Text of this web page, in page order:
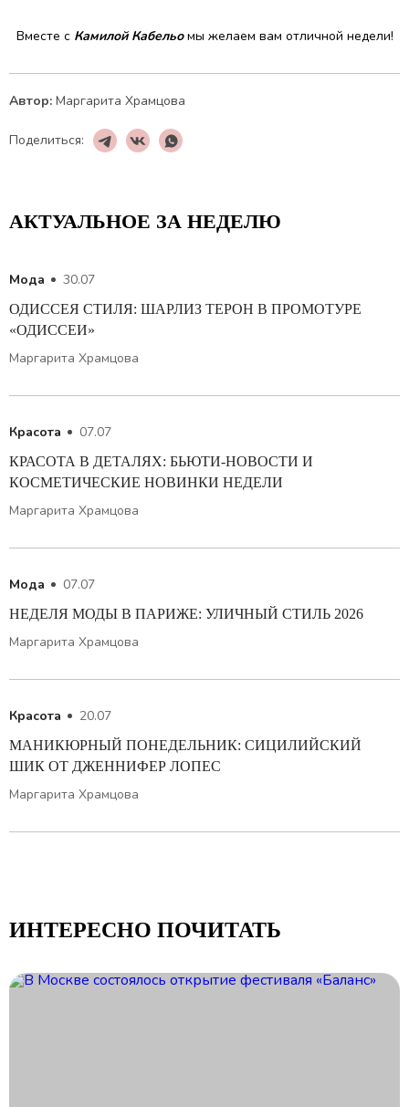
Вместе с Камилой Кабельомы желаем вам отличной недели!
Автор: Маргарита Храмцова
Поделиться:
АКТУАЛЬНОЕ ЗА НЕДЕЛЮ
Мода 30.07
ОДИССЕЯ СТИЛЯ: ШАРЛИЗ ТЕРОН В ПРОМОТУРЕ
«ОДИССЕИ»
Маргарита Храмцова
Красота 07.07
КРАСОТА В ДЕТАЛЯХ: БЬЮТИ-НОВОСТИ И
КОСМЕТИЧЕСКИЕ НОВИНКИ НЕДЕЛИ
Маргарита Храмцова
Мода 07.07
НЕДЕЛЯ МОДЫ В ПАРИЖЕ: УЛИЧНЫЙ СТИЛЬ 2026
Маргарита Храмцова
Красота 20.07
МАНИКЮРНЫЙ ПОНЕДЕЛЬНИК: СИЦИЛИЙСКИЙ
ШИК ОТ ДЖЕННИФЕР ЛОПЕС
Маргарита Храмцова
ИНТЕРЕСНО ПОЧИТАТЬ